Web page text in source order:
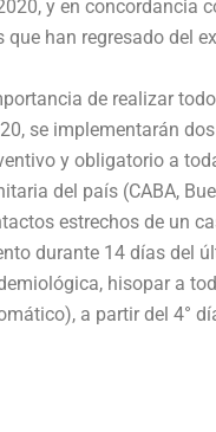
y en concordancia
que han regresado del
de realizar
se implementarán
y obligatorio a
del país (CABA,
estrechos de un
durante 14 días del
hisopar a
a partir del 4°